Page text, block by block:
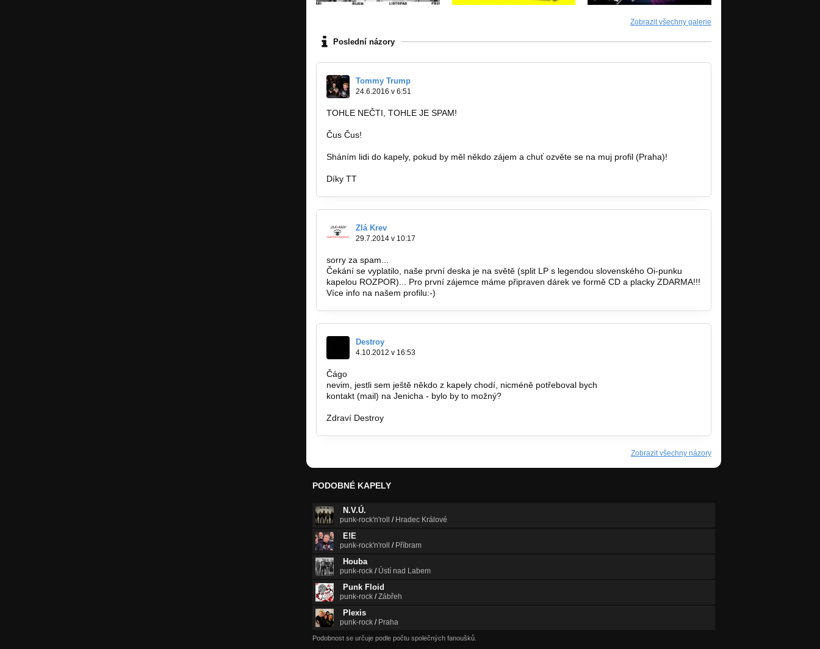
Zobrazit všechny galerie
Poslední názory
Tommy Trump
24.6.2016 v 6:51
TOHLE NEČTI, TOHLE JE SPAM!
Čus Čus!
Sháním lidi do kapely, pokud by měl někdo zájem a chuť ozvěte se na muj profil (Praha)!
Díky TT
Zlá Krev
29.7.2014 v 10:17
sorry za spam...
Čekání se vyplatilo, naše první deska je na světě (split LP s legendou slovenského Oi-punku
kapelou ROZPOR)... Pro první zájemce máme připraven dárek ve formě CD a placky ZDARMA!!!
Více info na našem profilu:-)
Destroy
4.10.2012 v 16:53
Čágo
nevim, jestli sem ještě někdo z kapely chodí, nicméně potřeboval bych
kontakt (mail) na Jenicha - bylo by to možný?
Zdraví Destroy
Zobrazit všechny názory
PODOBNÉ KAPELY
N.V.Ú.
punk-rock'n'roll / Hradec Králové
E!E
punk-rock'n'roll / Příbram
Houba
punk-rock / Ústí nad Labem
Punk Floid
punk-rock /Zábřeh
Plexis
punk-rock / Praha
Podobnost se určuje podle počtu společných fanoušků.